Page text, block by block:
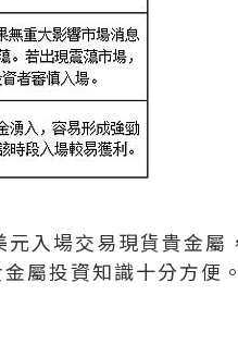
入場交易現貨貴金屬
屬投資知識十分方便